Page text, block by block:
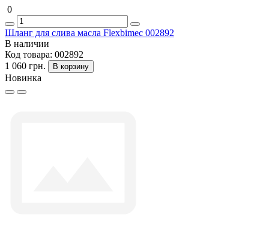
0
Шланг для слива масла Flexbimec 002892
В наличии
Код товара: 002892
1 060 грн.
В корзину
Новинка